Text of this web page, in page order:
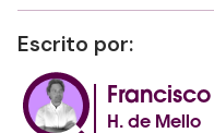
Escrito por:
Francisco
H. de Mello